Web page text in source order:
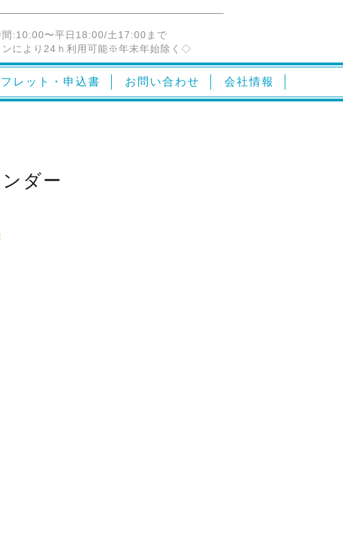
:10:00〜平日18:00/土17:00まで
により24ｈ利用可能※年末年始除く◇
レット・申込書 お問い合わせ 会社情報
ダー